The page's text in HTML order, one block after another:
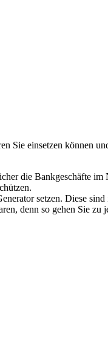
Sie einsetzen können
die Bankgeschäfte
setzen. Diese
denn so gehen Sie zu